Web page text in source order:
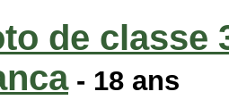
de classe
- 18 ans